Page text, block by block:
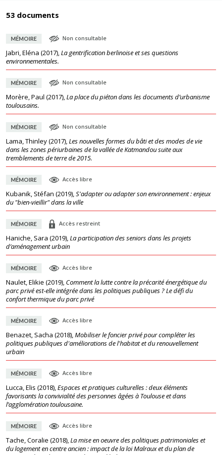
53 documents
MÉMOIRE Non consultable
Jabri, Eléna (2017),La gentrification berlinoise et ses questions
environnementales.
MÉMOIRE Non consultable
Morère, Paul (2017),La place du piéton dans les documents d’urbanisme
toulousains.
MÉMOIRE Non consultable
Lama, Thinley(2017),Les nouvelles formes du bâti et des modes de vie
dans les zones périurbaines de la vallée de Katmandou suite aux
tremblements de terre de 2015.
MÉMOIRE Accès libre
Kubanik, Stéfan (2019),S'adapter ou adapter son environnement : enjeux
du "bien-vieillir" dans la ville
MÉMOIRE Accès restreint
Haniche, Sara (2019),La participation des seniors dans les projets
d’aménagement urbain
MÉMOIRE Accès libre
Naulet, Elikie (2019), Comment la lutte contre la précarité énergétique du
parc privé est-elle intégrée dans les politiques publiques ? Le défi du
confort thermique du parc privé
MÉMOIRE Accès libre
Benazet, Sacha (2018),Mobiliser le foncier privé pour compléter les
politiques publiques d'améliorations de l'habitat et du renouvellement
urbain
MÉMOIRE Accès libre
Lucca, Elis (2018),Espaces et pratiques culturelles : deux éléments
favorisants la convivialité des personnes âgées à Toulouse et dans
l’agglomération toulousaine.
MÉMOIRE Accès libre
Tache, Coralie (2018),La mise en oeuvre des politiques patrimoniales et
du logement en centre ancien : impact de la loi Malraux et du plan de